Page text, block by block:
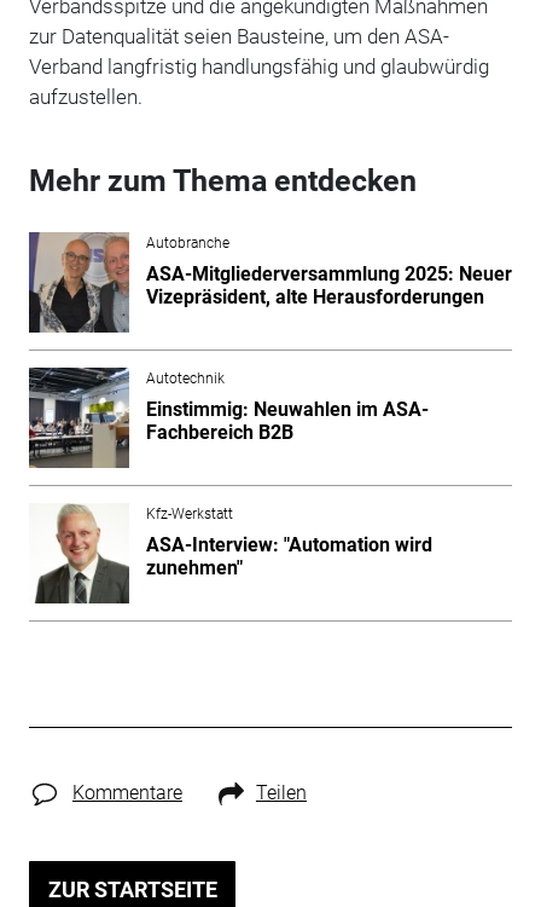
Verbandsspitze und die angekündigten Maßnahmen
zur Datenqualität seien Bausteine, um den ASA-
Verband langfristig handlungsfähig und glaubwürdig
aufzustellen.
Mehr zum Thema entdecken
Autobranche
ASA-Mitgliederversammlung 2025: Neuer
Vizepräsident, alte Herausforderungen
Autotechnik
Einstimmig: Neuwahlen im ASA-
Fachbereich B2B
Kfz-Werkstatt
ASA-Interview: "Automation wird
zunehmen"
Kommentare Teilen
ZUR STARTSEITE